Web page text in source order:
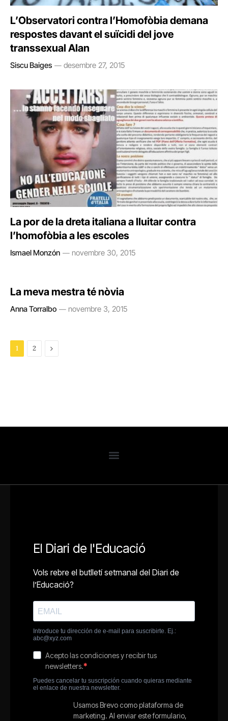
L’Observatori contra l’Homofòbia demana
respostes davant el suïcidi del jove
transsexual Alan
Siscu Baiges desembre 27, 2015
La por de la dreta italiana a lluitar contra
l’homofòbia a les escoles
Ismael Monzón novembre 30, 2015
La meva mestra té nòvia
Anna Torralbo novembre 3, 2015
1 2 Next